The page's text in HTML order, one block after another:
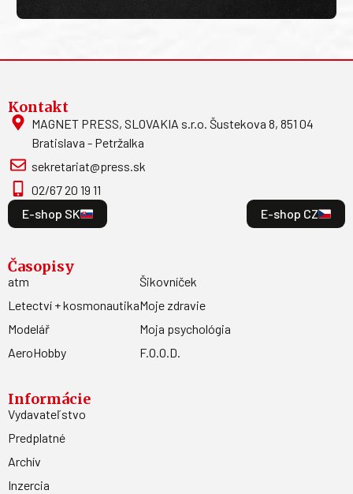
Kontakt
MAGNET PRESS, SLOVAKIA s.r.o. Šustekova 8, 851 04
Bratislava - Petržalka
sekretariat@press.sk
02/67 20 19 11
E-shop SK
E-shop CZ
Časopisy
atm
Letectví + kosmonautika
Modelář
AeroHobby
Šikovníček
Moje zdravie
Moja psychológia
F.O.O.D.
Informácie
Vydavateľstvo
Predplatné
Archív
Inzercia